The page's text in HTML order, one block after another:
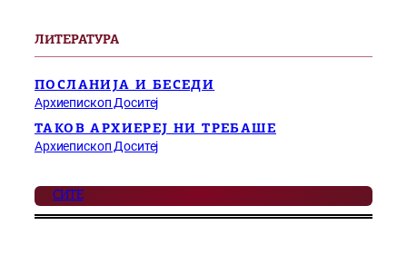
ЛИТЕРАТУРА
ПОСЛАНИЈА И БЕСЕДИ
Архиепископ Доситеј
ТАКОВ АРХИЕРЕЈ НИ ТРЕБАШЕ
Архиепископ Доситеј
СИТЕ